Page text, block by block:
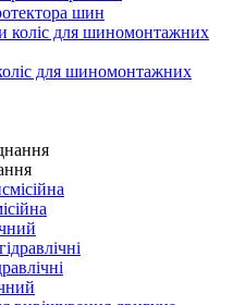
шин
для шиномонтажних